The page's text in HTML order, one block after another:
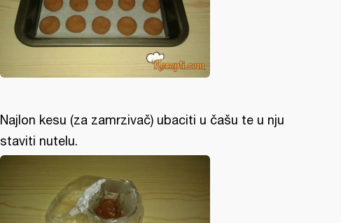
Najlon kesu (za zamrzivač) ubaciti u čašu te u nju
staviti nutelu.